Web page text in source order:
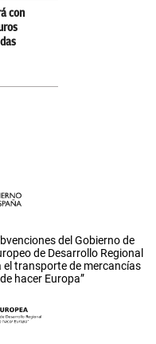
con
del Gobierno de
de Desarrollo Regional
transporte de mercancías
hacer Europa”